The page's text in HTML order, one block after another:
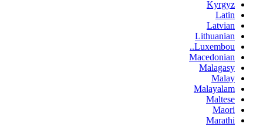
Kyrgyz
Latin
Latvian
Lithuanian
Luxembou..
Macedonian
Malagasy
Malay
Malayalam
Maltese
Maori
Marathi